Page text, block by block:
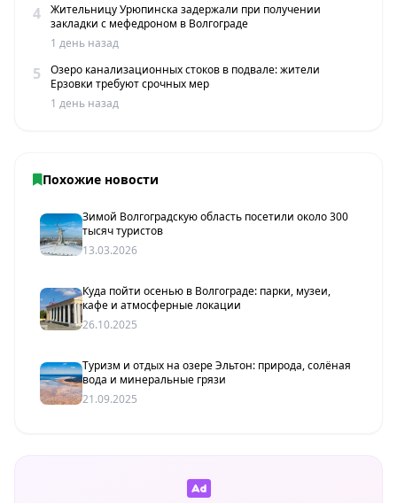
4
Жительницу Урюпинска задержали при получении
закладки с мефедроном в Волгограде
1 день назад
5
Озеро канализационных стоков в подвале: жители
Ерзовки требуют срочных мер
1 день назад
Похожие новости
Зимой Волгоградскую область посетили около 300
тысяч туристов
13.03.2026
Куда пойти осенью в Волгограде: парки, музеи,
кафе и атмосферные локации
26.10.2025
Туризм и отдых на озере Эльтон: природа, солёная
вода и минеральные грязи
21.09.2025